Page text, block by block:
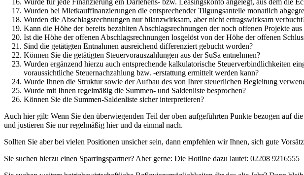
Wurde für jede Finanzierung ein Darlehens- bzw. Leasingskonto angelegt, aus dem die
Wurden bei Mietkauffinanzierungen die entsprechender Tilgungsanteile monatlich
Wurden die Abschlagsrechnungen nur bilanzwirksam, aber nicht ertragswirksam
Kann die Höhe der bereits bezahlten Abschlagsrechnungen der noch offenen Projekte
Ist die Höhe der offenen Abschlagsrechnungen losgelöst von der Höhe der offenen
Sind die getätigten Entnahmen ausreichend differenziert gebucht worden?
Können Sie die getätigten Steuervorauszahlungen aus der SuSa entnehmen?
Wurden ergänzend hierzu auch entsprechende kalkulatorische Steuerverbindlichkeiten
voraussichtliche Steuernachzahlung bzw. -erstattung ermittelt werden kann?
Wurde Ihnen die Struktur sowie der Aufbau des von Ihrer steuerlichen Begleitung
Wurde mit Ihnen regelmäßig die Summen- und Saldenliste besprochen?
Können Sie die Summen-Saldenliste sicher interpretieren?
Auch hier gilt: Wenn Sie den überwiegenden Teil der oben aufgeführten Punkte bezogen auf
und justieren Sie nur regelmäßig hier und da einmal nach.
Sollten Sie aber bei vielen Positionen unsicher sein, dann empfehlen wir Ihnen, sich gute
Sie suchen hierzu einen Sparringspartner? Aber gerne: Die Hotline dazu lautet: 02208 9216555